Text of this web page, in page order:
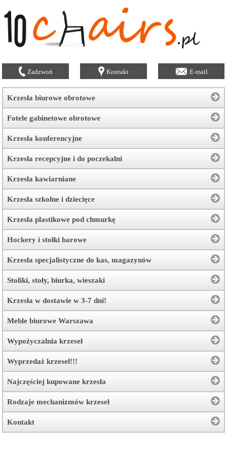
Zadzwoń Kontakt E-mail
Krzesła biurowe obrotowe
Fotele gabinetowe obrotowe
Krzesła konferencyjne
Krzesła recepcyjne i do poczekalni
Krzesła kawiarniane
Krzesła szkolne i dziecięce
Krzesła plastikowe pod chmurkę
Hockery i stołki barowe
Krzesła specjalistyczne do kas, magazynów
Stoliki, stoły, biurka, wieszaki
Krzesła w dostawie w 3-7 dni!
Meble biurowe Warszawa
Wypożyczalnia krzeseł
Wyprzedaż krzeseł!!!
Najczęściej kupowane krzesła
Rodzaje mechanizmów krzeseł
Kontakt